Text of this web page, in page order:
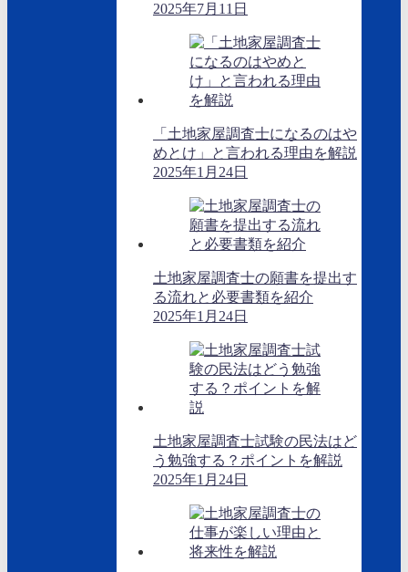
2025年7月11日
「土地家屋調査士になるのはや
めとけ」と言われる理由を解説
2025年1月24日
土地家屋調査士の願書を提出す
る流れと必要書類を紹介
2025年1月24日
土地家屋調査士試験の民法はど
う勉強する？ポイントを解説
2025年1月24日